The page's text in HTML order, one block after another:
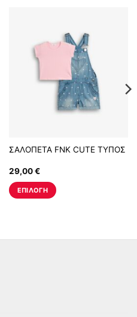
ΣΑΛΟΠΕΤΑ FNK CUTE ΤΥΠΟΣ
29,00€
ΕΠΙΛΟΓΉ
έχει